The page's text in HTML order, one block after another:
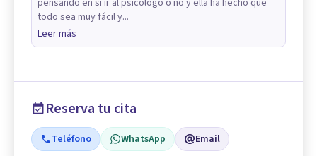
pensando en si ir al psicologo o no y ella ha hecho que
todo sea muy fácil y...
Leer más
Reserva tu cita
Teléfono WhatsApp Email